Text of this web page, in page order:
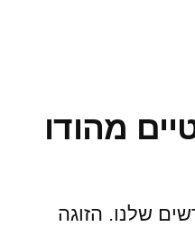
מהודו
שלנו. הזוגה